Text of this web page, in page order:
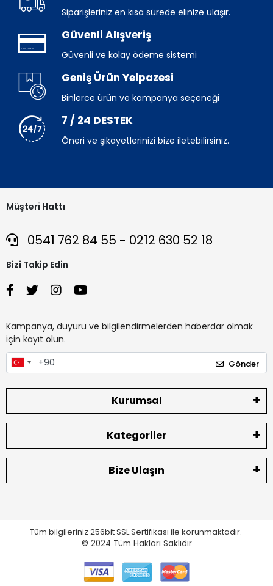
Siparişleriniz en kısa sürede elinize ulaşır.
Güvenli Alışveriş
Güvenli ve kolay ödeme sistemi
Geniş Ürün Yelpazesi
Binlerce ürün ve kampanya seçeneği
7 / 24 DESTEK
Öneri ve şikayetlerinizi bize iletebilirsiniz.
Müşteri Hattı
0541 762 84 55 - 0212 630 52 18
Bizi Takip Edin
Kampanya, duyuru ve bilgilendirmelerden haberdar olmak
için kayıt olun.
Gönder
Kurumsal
Kategoriler
Bize Ulaşın
Tüm bilgileriniz 256bit SSL Sertifikası ile korunmaktadır.
© 2024 Tüm Hakları Saklıdır